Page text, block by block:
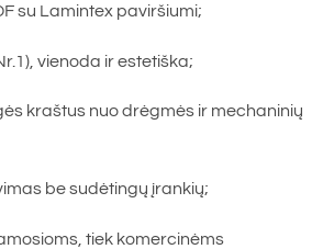
su Lamintex paviršiumi;
vienoda ir estetiška;
kraštus nuo drėgmės ir mechaninių
be sudėtingų įrankių;
tiek komercinėms